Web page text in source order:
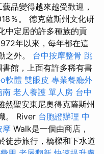
品變得越來越受歡迎，
％。 德克薩斯州文化研
中定居的許多種族的貢
年以來，每年都在這
之外。 台中按摩整骨 跳
館，上面有許多稀有書
軟體 雙眼皮 專業餐廳外
南 老人養護 單人房 台中
然聖安東尼奧得克薩斯州
。 River 台胞證辦理 中
摩 Walk是一個由商店，
徒步旅行，橋樑和下水道